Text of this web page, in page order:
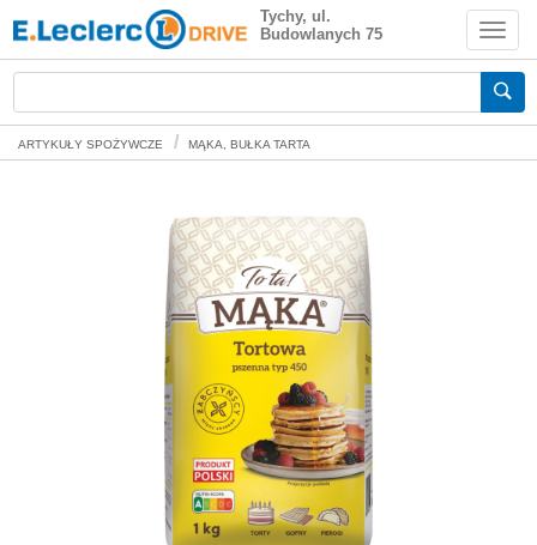
To ta! Mąka tortowa pszenna typ 450 1
kg
Tychy, ul.
Budowlanych 75
ARTYKUŁY SPOŻYWCZE MĄKA, BUŁKA TARTA